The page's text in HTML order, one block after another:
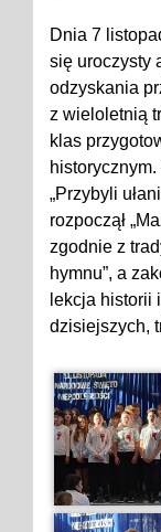
Dnia 7
się uroczysty
odzyskania
z wieloletnią
klas
„Przybyli
rozpoczął
zgodnie z
hymnu”, a
lekcja historii
dzisiejszych,